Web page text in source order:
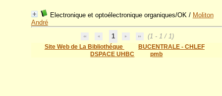
Electronique et optoélectronique organiques/OK/ Moliton
André
1
(1 - 1 / 1)
Site Web de La Bibliothéque
BUCENTRALE - CHLEF
DSPACE UHBC
pmb